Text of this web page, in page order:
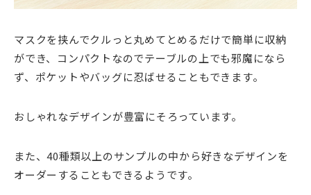
マスクを挟んでクルっと丸めてとめるだけで簡単に収納
ができ、コンパクトなのでテーブルの上でも邪魔になら
ず、ポケットやバッグに忍ばせることもできます。
おしゃれなデザインが豊富にそろっています。
また、40種類以上のサンプルの中から好きなデザインを
オーダーすることもできるようです。